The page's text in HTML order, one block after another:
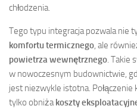
chłodzenia.
Tego typu integracja pozwala nie
komfortu termicznego, ale
powietrza wewnętrznego. Takie
w nowoczesnym budownictwie,
jest niezwykle istotna.
tylko obniżakoszty